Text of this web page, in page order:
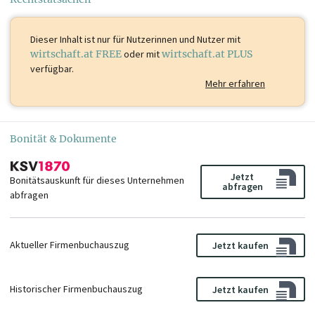
Dieser Inhalt istnur für Nutzerinnen und Nutzer mit
wirtschaft.at FREEoder mitwirtschaft.at PLUS
verfügbar.
Mehr erfahren
Bonität & Dokumente
Bonitätsauskunft für dieses Unternehmen
abfragen
Jetzt
abfragen
Aktueller Firmenbuchauszug Jetzt kaufen
Historischer Firmenbuchauszug Jetzt kaufen